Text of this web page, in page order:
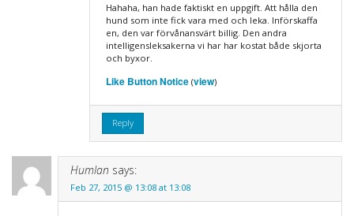
Hahaha, han hade faktiskt en uppgift. Att hålla den
hund som inte fick vara med och leka. Införskaffa
en, den var förvånansvärt billig. Den andra
intelligensleksakerna vi har har kostat både skjorta
och byxor.
Like Button Notice(view)
Reply
Humlan says:
Feb 27, 2015 @ 13:08 at 13:08